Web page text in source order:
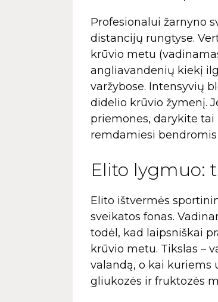
Profesionalui žarnyno
distancijų rungtyse.
krūvio metu
angliavandenių kiekį
varžybose. Intensyvių
didelio krūvio žymenį.
priemones, darykite
remdamiesi
Elito lygmuo:
Elito ištvermės
sveikatos fonas.
todėl, kad laipsniškai
krūvio metu. Tikslas –
valandą, o kai kuriems
gliukozės ir fruktozės